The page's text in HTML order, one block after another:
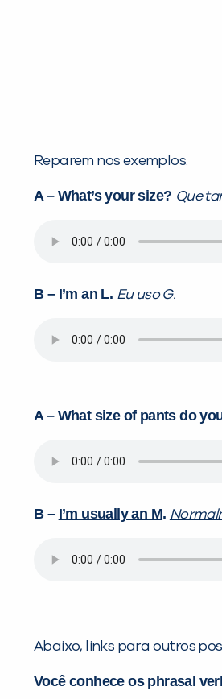
Reparem nos exemplos:
A – What’s your size? Que
B – I’m an L. Eu uso G.
A – What size of pants do
B – I’m usually an M.
Abaixo, links para outros
Você conhece os phrasal